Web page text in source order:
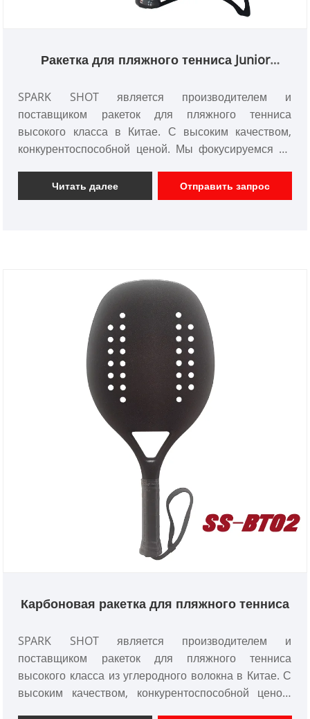
Ракетка для пляжного тенниса Junior
SPARK SHOT является производителем и
поставщиком ракеток для пляжного тенниса
высокого класса в Китае. С высоким качеством,
конкурентоспособной ценой. Мы фокусируемся на
весла, карбоновых ракеток для сквоша, карбоновых
ракеток для тенниса и т. д.
Читать далее Отправить запрос
Карбоновая ракетка для пляжного тенниса
SPARK SHOT является производителем и
поставщиком ракеток для пляжного тенниса
высокого класса из углеродного волокна в Китае. С
высоким качеством, конкурентоспособной ценой.